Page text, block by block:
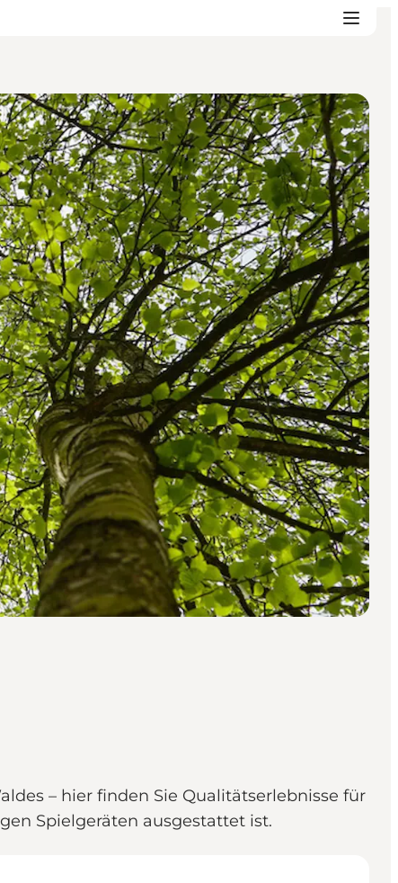
– hier finden Sie Qualitätserlebnisse für
Spielgeräten ausgestattet ist.